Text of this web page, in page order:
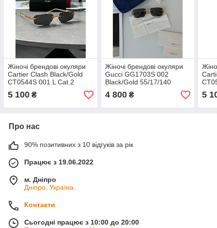
Жіночі брендові окуляри
Cartier Clash Black/Gold
CT0544S 001 L Cat.2
58/17/140 58/17/140 люкс
якість
5 100 ₴
Жіночі брендові окуляри
Gucci GG1703S 002
Black/Gold 55/17/140
55/17/140 люкс якість
4 800₴
58/
5
Про нас
90% позитивних з 10 відгуків за рік
Працює з 19.06.2022
м. Дніпро
Дніпро, Україна
Контакти
Сьогодні працює з 10:00 до 20:00